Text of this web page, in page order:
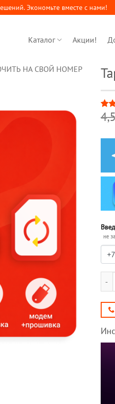
Экономьте вместе с нами!
Каталог Акции!
НА СВОЙ НОМЕР
2
не